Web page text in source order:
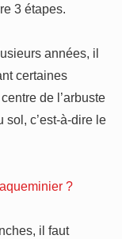
3 étapes.
années, il
certaines
de l’arbuste
sol, c’est-à-dire le
?
il faut